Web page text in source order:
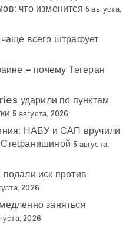
что изменится 5 августа,
всего штрафует
— почему Тегеран
ударили по пунктам
5 августа, 2026
НАБУ и САП вручили
Стефанишиной 5 августа,
иск против
2026
заняться
2026